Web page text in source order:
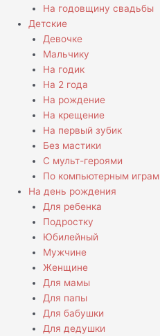
На годовщину свадьбы
Детские
Девочке
Мальчику
На годик
На 2 года
На рождение
На крещение
На первый зубик
Без мастики
С мульт-героями
По компьютерным играм
На день рождения
Для ребенка
Подростку
Юбилейный
Мужчине
Женщине
Для мамы
Для папы
Для бабушки
Для дедушки